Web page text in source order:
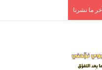
ما نشرنا